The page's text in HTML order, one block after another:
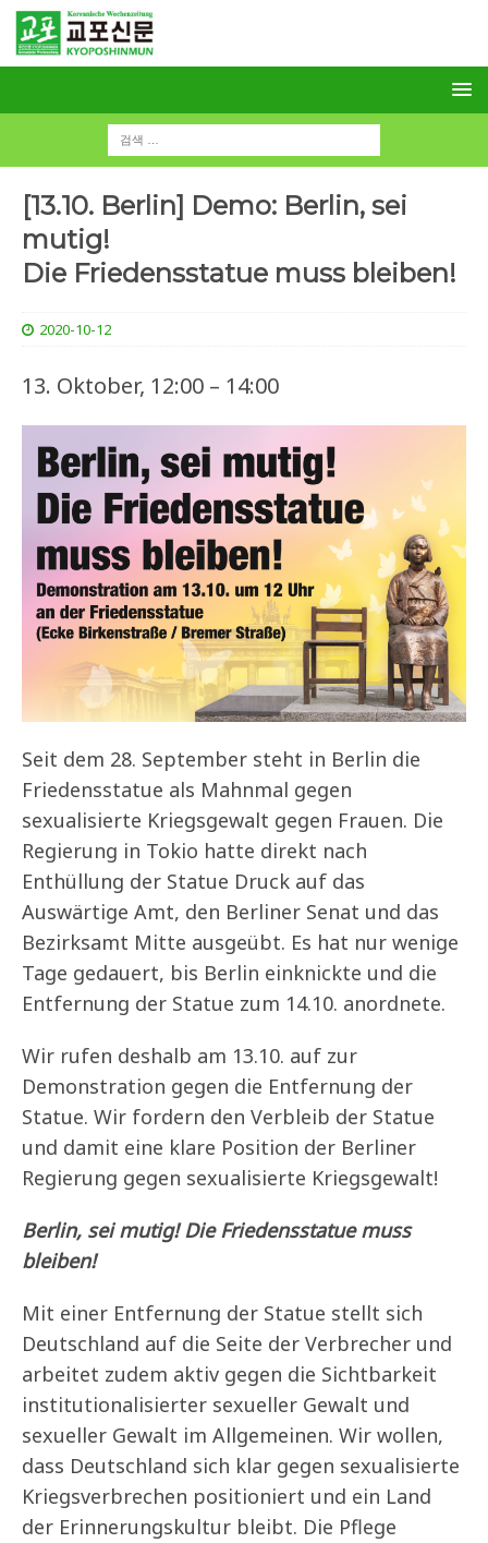
[13.10. Berlin] Demo: Berlin, sei
mutig!
Die Friedensstatue muss bleiben!
2020-10-12
13. Oktober, 12:00 – 14:00
Seit dem 28. September steht in Berlin die
Friedensstatue als Mahnmal gegen
sexualisierte Kriegsgewalt gegen Frauen. Die
Regierung in Tokio hatte direkt nach
Enthüllung der Statue Druck auf das
Auswärtige Amt, den Berliner Senat und das
Bezirksamt Mitte ausgeübt. Es hat nur wenige
Tage gedauert, bis Berlin einknickte und die
Entfernung der Statue zum 14.10. anordnete.
Wir rufen deshalb am 13.10. auf zur
Demonstration gegen die Entfernung der
Statue. Wir fordern den Verbleib der Statue
und damit eine klare Position der Berliner
Regierung gegen sexualisierte Kriegsgewalt!
Berlin, sei mutig! Die Friedensstatue muss
bleiben!
Mit einer Entfernung der Statue stellt sich
Deutschland auf die Seite der Verbrecher und
arbeitet zudem aktiv gegen die Sichtbarkeit
institutionalisierter sexueller Gewalt und
sexueller Gewalt im Allgemeinen. Wir wollen,
dass Deutschland sich klar gegen sexualisierte
Kriegsverbrechen positioniert und ein Land
der Erinnerungskultur bleibt. Die Pflege